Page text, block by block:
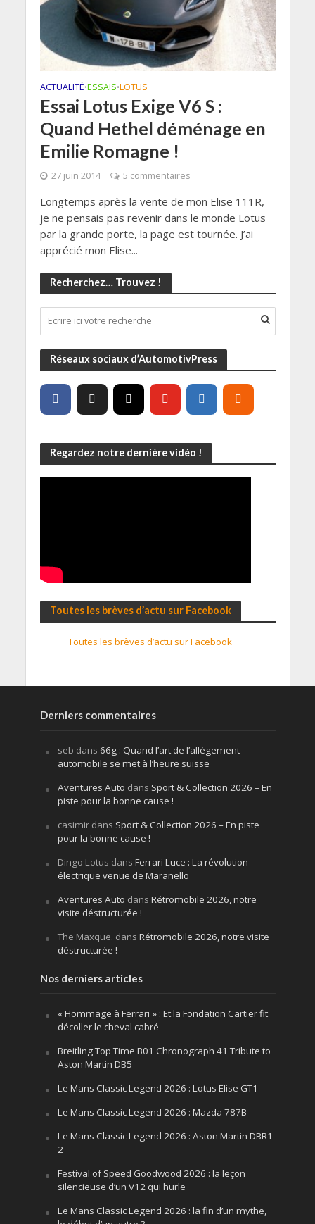
ACTUALITÉ•ESSAIS•LOTUS
Essai Lotus Exige V6 S :
Quand Hethel déménage en
Emilie Romagne !
27 juin 2014 5 commentaires
Longtemps après la vente de mon Elise 111R,
je ne pensais pas revenir dans le monde Lotus
par la grande porte, la page est tournée. J’ai
apprécié mon Elise...
Recherchez… Trouvez !
Réseaux sociaux d’AutomotivPress
Regardez notre dernière vidéo !
Toutes les brèves d’actu sur Facebook
Toutes les brèves d’actu sur Facebook
Derniers commentaires
seb dans 66g : Quand l’art de l’allègement
automobile se met à l’heure suisse
Aventures Auto dans Sport & Collection 2026 – En
piste pour la bonne cause !
casimirdans Sport & Collection 2026 – En piste
pour la bonne cause !
Dingo Lotus dans Ferrari Luce : La révolution
électrique venue de Maranello
Aventures Auto dans Rétromobile 2026, notre
visite déstructurée !
The Maxque. dans Rétromobile 2026, notre visite
déstructurée !
Nos derniers articles
« Hommage à Ferrari » : Et la Fondation Cartier fit
décoller le cheval cabré
Breitling Top Time B01 Chronograph 41 Tribute to
Aston Martin DB5
Le Mans Classic Legend 2026 : Lotus Elise GT1
Le Mans Classic Legend 2026 : Mazda 787B
Le Mans Classic Legend 2026 : Aston Martin DBR1-
2
Festival of Speed Goodwood 2026 : la leçon
silencieuse d’un V12 qui hurle
Le Mans Classic Legend 2026 : la fin d’un mythe,